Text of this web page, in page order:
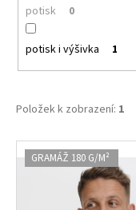
potisk 0
potisk i výšivka 1
Položek k zobrazení: 1
V
ý GRAMÁŽ 180 G/M²